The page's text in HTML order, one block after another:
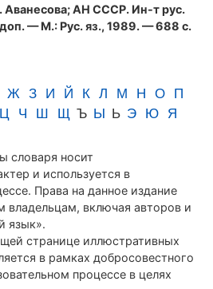
Аванесова; АН СССР. Ин-т рус.
— М.: Рус. яз., 1989. — 688 с.
Ж З И Й К Л М Н О П
Ц Ч Ш Щ Ъ Ы Ь Э Ю Я
словаря носит
и используется в
Права на данное издание
владельцам, включая авторов и
язык».
странице иллюстративных
в рамках добросовестного
процессе в целях